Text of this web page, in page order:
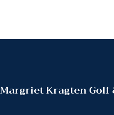
Margriet Kragten Golf